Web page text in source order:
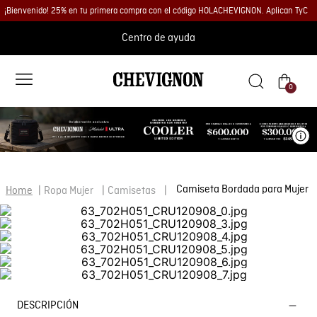
¡Bienvenido! 25% en tu primera compra con el código HOLACHEVIGNON. Aplican TyC
Centro de ayuda
0
Ropa Mujer Camisetas Camiseta Bordada para Mujer
DESCRIPCIÓN